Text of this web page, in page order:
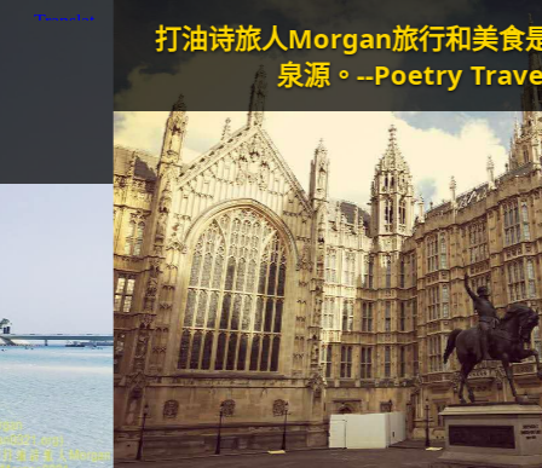
打油诗旅人Morgan旅行和美食是我生
泉源。--Poetry Traveller